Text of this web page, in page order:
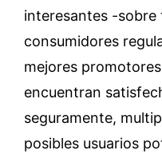
interesantes -sobre
consumidores
mejores
encuentran
seguramente,
posibles usuarios